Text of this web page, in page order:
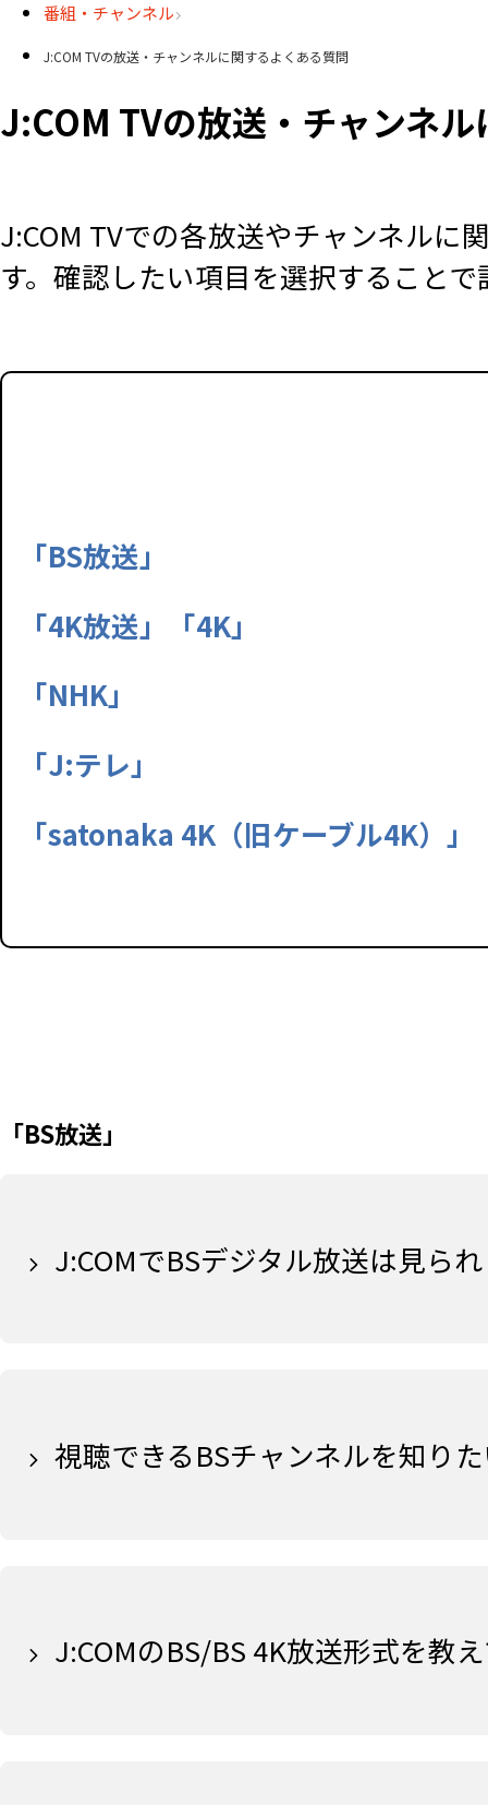
番組・チャンネル
J:COM TVの放送・チャンネルに関するよくある質問
J:COM TVの放送・チャンネ
J:COM TVでの各放送やチャンネルに
す。確認したい項目を選択すること
「BS放送」
「4K放送」「4K」
「NHK」
「J:テレ」
「satonaka 4K（旧ケーブル4K）」
「BS放送」
J:COMでBSデジタル放送は見ら
視聴できるBSチャンネルを知り
J:COMのBS/BS 4K放送形式を教